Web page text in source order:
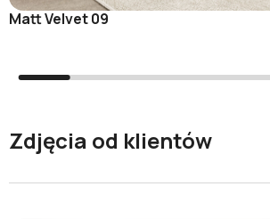
Matt Velvet 09
Zdjęcia od klientów